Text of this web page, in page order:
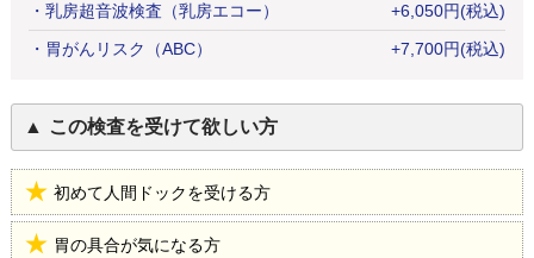
・ 乳房超音波検査（乳房エコー） +6,050円(税込)
・ 胃がんリスク（ABC） +7,700円(税込)
この検査を受けて欲しい方
初めて人間ドックを受ける方
胃の具合が気になる方